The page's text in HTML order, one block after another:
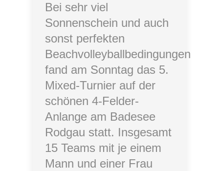
Bei sehr viel
Sonnenschein und auch
sonst perfekten
Beachvolleyballbedingungen
fand am Sonntag das 5.
Mixed-Turnier auf der
schönen 4-Felder-
Anlange am Badesee
Rodgau statt. Insgesamt
15 Teams mit je einem
Mann und einer Frau